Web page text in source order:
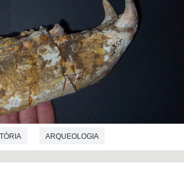
ARQUEOLOGIA